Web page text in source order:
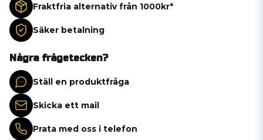
Fraktfria alternativ från 1000kr*
Säker betalning
Några frågetecken?
Ställ en produktfråga
Skicka ett mail
Prata med oss i telefon